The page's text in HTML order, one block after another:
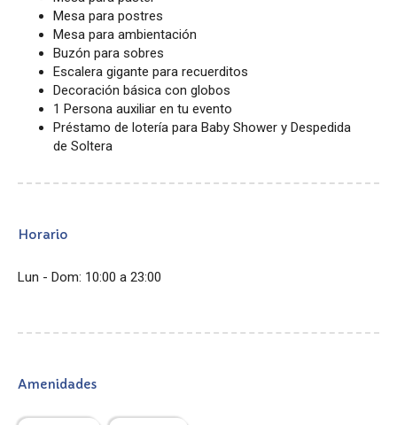
Mesa para postres
Mesa para ambientación
Buzón para sobres
Escalera gigante para recuerditos
Decoración básica con globos
1 Persona auxiliar en tu evento
Préstamo de lotería para Baby Shower y Despedida
de Soltera
Horario
Lun - Dom: 10:00 a 23:00
Amenidades